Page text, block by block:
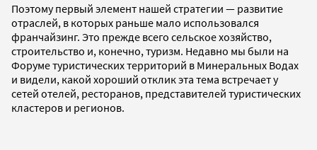
Поэтому первый элемент нашей стратегии — развитие
отраслей, в которых раньше мало использовался
франчайзинг. Это прежде всего сельское хозяйство,
строительство и, конечно, туризм. Недавно мы были на
Форуме туристических территорий в Минеральных Водах
и видели, какой хороший отклик эта тема встречает у
сетей отелей, ресторанов, представителей туристических
кластеров и регионов.